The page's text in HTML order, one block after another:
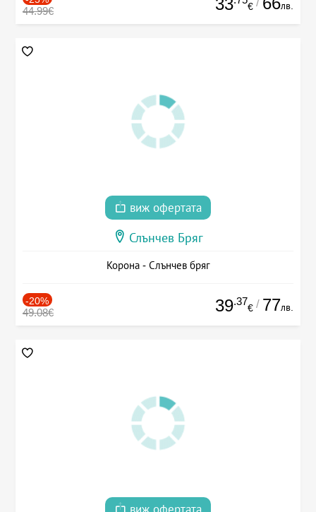
44.99€ 33 € / лв.
виж офертата
Слънчев Бряг
Корона - Слънчев бряг
-20%
49.08€ 39.37
€ / 77лв.
виж офертата